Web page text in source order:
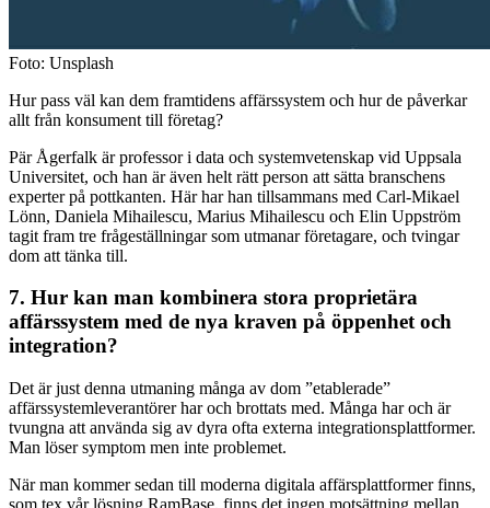
Foto: Unsplash
Hur pass väl kan dem framtidens affärssystem och hur de påverkar
allt från konsument till företag?
Pär Ågerfalk är professor i data och systemvetenskap vid Uppsala
Universitet, och han är även helt rätt person att sätta branschens
experter på pottkanten. Här har han tillsammans med Carl-Mikael
Lönn, Daniela Mihailescu, Marius Mihailescu och Elin Uppström
tagit fram tre frågeställningar som utmanar företagare, och tvingar
dom att tänka till.
7. Hur kan man kombinera stora proprietära
affärssystem med de nya kraven på öppenhet och
integration?
Det är just denna utmaning många av dom ”etablerade”
affärssystemleverantörer har och brottats med. Många har och är
tvungna att använda sig av dyra ofta externa integrationsplattformer.
Man löser symptom men inte problemet.
När man kommer sedan till moderna digitala affärsplattformer finns,